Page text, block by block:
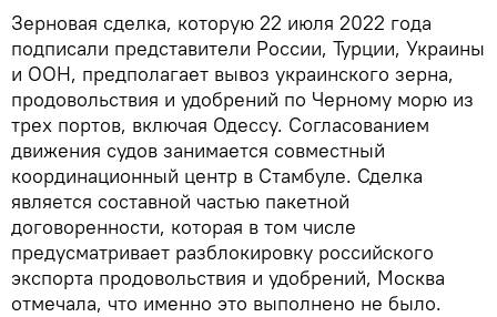
Зерновая сделка, которую 22 июля 2022 года
подписали представители России, Турции, Украины
и ООН, предполагает вывоз украинского зерна,
продовольствия и удобрений по Черному морю из
трех портов, включая Одессу. Согласованием
движения судов занимается совместный
координационный центр в Стамбуле. Сделка
является составной частью пакетной
договоренности, которая в том числе
предусматривает разблокировку российского
экспорта продовольствия и удобрений, Москва
отмечала, что именно это выполнено не было.